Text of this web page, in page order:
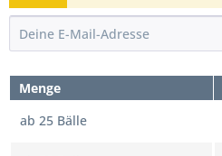
Menge
ab 25 Bälle